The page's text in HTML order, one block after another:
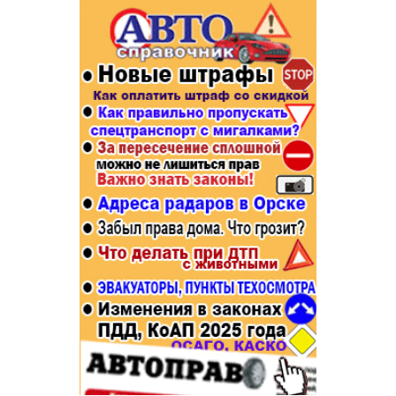
Афиша
Строительство и ремонт
Авто и мото
Рестораны, кафе, бары
Спорт Фитнес
Недвижимость
Красота Косметология
Телекоммуникации и связь
Торговля
Бизнес и финансы
Юристы, Экспертиза, Страхование
Ремонт
Социальные организации
Это интересно
Администрация
Популярное →
Строительство и ремонт